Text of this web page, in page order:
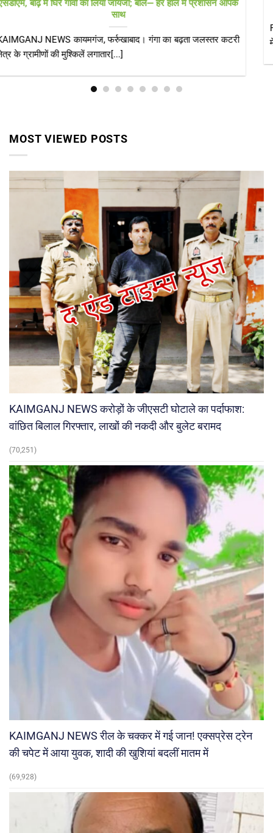
डॉक्टरों की टीम और एम्बुलेंस 24 घंटे तैनात
Farrukhabad news डीएम के निरीक्षण के बाद स्वास्थ्य विभाग एक्शन मोड
में, संक्रामक रोगों पर[...]
MOST VIEWED POSTS
KAIMGANJ NEWS करोड़ों के जीएसटी घोटाले का पर्दाफाश:
वांछित बिलाल गिरफ्तार, लाखों की नकदी और बुलेट बरामद
(70,251)
KAIMGANJ NEWS रील के चक्कर में गई जान! एक्सप्रेस ट्रेन
की चपेट में आया युवक, शादी की खुशियां बदलीं मातम में
(69,928)